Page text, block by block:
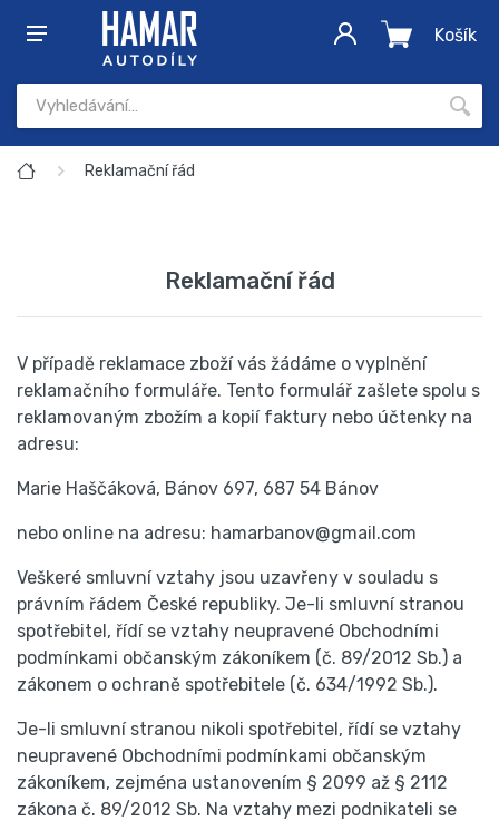
Košík
Reklamační řád
Reklamační řád
V případě reklamace zboží vás žádáme o vyplnění
reklamačního formuláře. Tento formulář zašlete spolu s
reklamovaným zbožím a kopií faktury nebo účtenky na
adresu:
Marie Haščáková, Bánov 697, 687 54 Bánov
nebo online na adresu: hamarbanov@gmail.com
Veškeré smluvní vztahy jsou uzavřeny v souladu s
právním řádem České republiky. Je-li smluvní stranou
spotřebitel, řídí se vztahy neupravené Obchodními
podmínkami občanským zákoníkem (č. 89/2012 Sb.) a
zákonem o ochraně spotřebitele (č. 634/1992 Sb.).
Je-li smluvní stranou nikoli spotřebitel, řídí se vztahy
neupravené Obchodními podmínkami občanským
zákoníkem, zejména ustanovením § 2099 až § 2112
zákona č. 89/2012 Sb. Na vztahy mezi podnikateli se